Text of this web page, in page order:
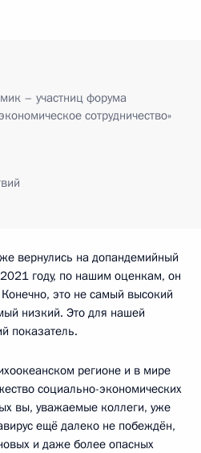
– участниц форума
сотрудничество»
вернулись на допандемийный
году, по нашим оценкам, он
это не самый высокий
низкий. Это для нашей
показатель.
регионе и в мире
социально-экономических
вы, уважаемые коллеги, уже
ещё далеко не побеждён,
и даже более опасных